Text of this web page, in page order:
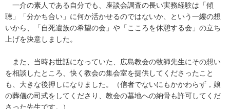
一介の素人である自分でも、座談会調査の長い実務経験は「傾
聴」「分かち合い」に何か活かせるのではないか、という一縷の想
いから、「自死遺族の希望の会」や「こころを休憩する会」の立ち
上げを決意しました。
また、当時お世話になっていた、広島教会の牧師先生にその想い
を相談したところ、快く教会の集会室を提供してくださったこと
も、大きな後押しになりました。（信者でないにもかかわらず，娘
の葬儀の司式をしてくださり、教会の墓地への納骨も許可してくだ
さった先生です。）